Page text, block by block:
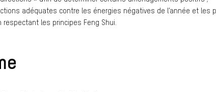
adéquates contre les énergies négatives de l’année et les
respectant les principes Feng Shui.